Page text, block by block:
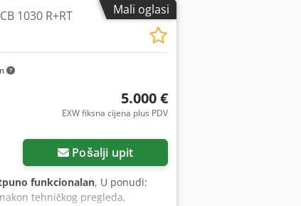
Mali oglasi
1030 R+RT
5.000 €
EXW fiksna cijena plus PDV
Pošalji upit
funkcionalan, U ponudi:
tehničkog pregleda,